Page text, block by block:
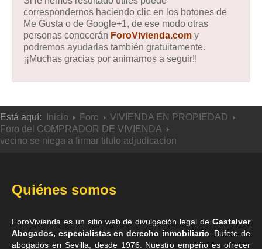
correspondernos haciendo clic en los botones de
Me Gusta o de Google+1, de ese modo otras
personas conocerán ForoVivienda.com y
podremos ayudarlas también gratuitamente.
¡¡Muchas gracias por animarnos a seguir!!
Está aquí: Inicio Foro
VIVIENDA EN PROPIEDAD
Foro del COMPRADOR DE VIVIENDA
vecino se niega a firmar titulo adjudicacion
Quiénes somos
ForoVivienda es un sitio web de divulgación legal de Gastalver
Abogados, especialistas en derecho inmobiliario . Bufete de
abogados en Sevilla , desde 1976. Nuestro empeño es ofrecer